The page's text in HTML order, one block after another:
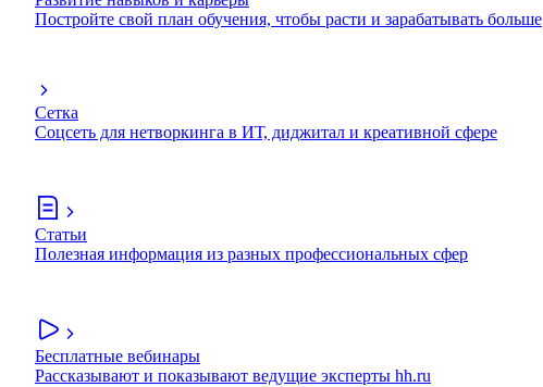
Постройте свой план обучения, чтобы расти и зарабатывать больше
Сетка
Соцсеть для нетворкинга в ИТ, диджитал и креативной сфере
Статьи
Полезная информация из разных профессиональных сфер
Бесплатные вебинары
Рассказывают и показывают ведущие эксперты hh.ru